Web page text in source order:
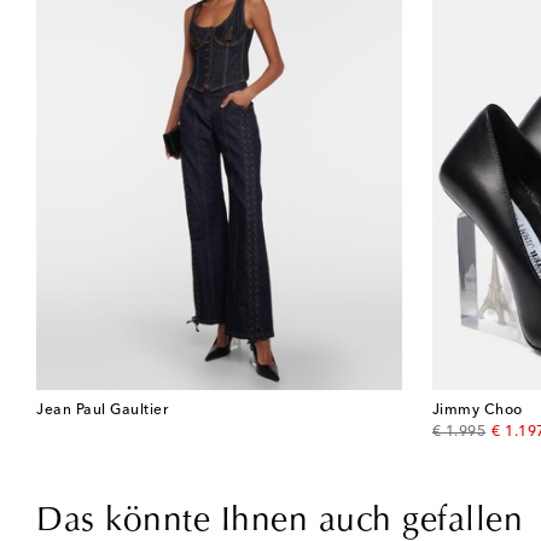
Jean Paul Gaultier
Jimmy Choo
€ 1.995
original price
€
Das könnte Ihnen auch gefallen